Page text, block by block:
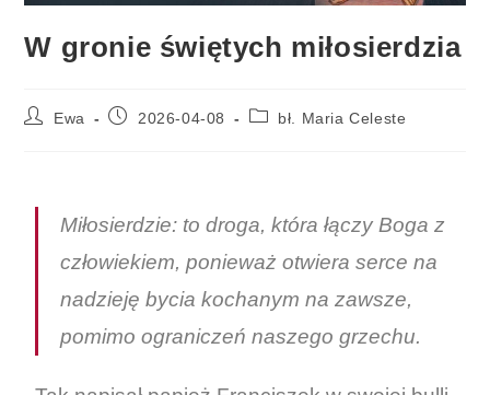
W gronie świętych miłosierdzia
Ewa 2026-04-08 bł. Maria Celeste
Miłosierdzie: to droga, która łączy Boga z
człowiekiem, ponieważ otwiera serce na
nadzieję bycia kochanym na zawsze,
pomimo ograniczeń naszego grzechu.